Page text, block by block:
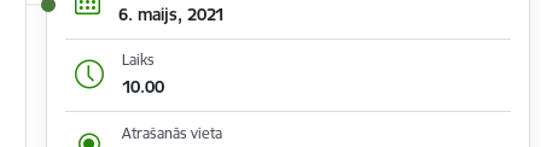
6. maijs, 2021
Laiks
10.00
Atrašanās vieta